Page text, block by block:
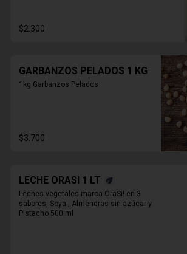
$2.300
GARBANZOS PELADOS 1 KG
1kg Garbanzos Pelados
$3.700
LECHE ORASI 1 LT
Leches vegetales marca OraSi! en 3
sabores, Soya , Almendras sin azúcar y
Pistacho 500 ml